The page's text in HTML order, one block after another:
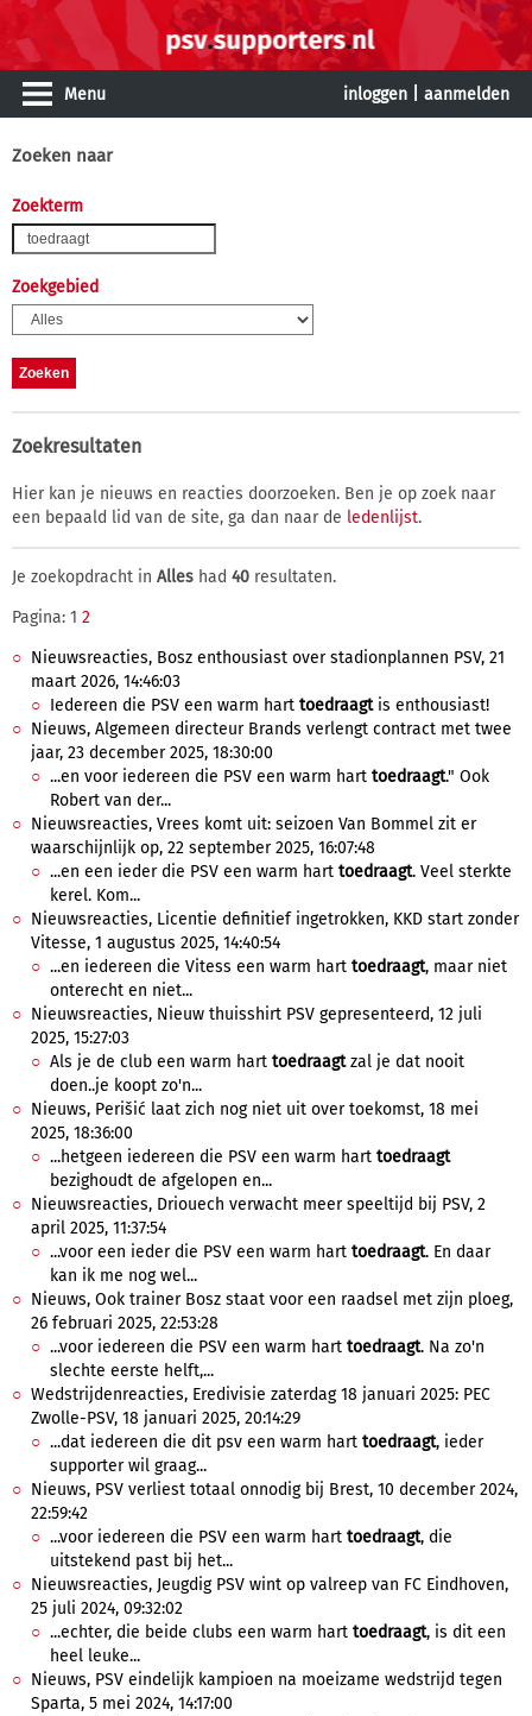
Menu inloggen aanmelden
Zoeken naar
Zoekterm
Zoekgebied
Zoekresultaten
Hier kan je nieuws en reacties doorzoeken. Ben je op zoek naar
een bepaald lid van de site, ga dan naar de ledenlijst.
Je zoekopdracht in Alles had 40 resultaten.
Pagina: 1 2
Nieuwsreacties, Bosz enthousiast over stadionplannen PSV, 21
maart 2026, 14:46:03
Iedereen die PSV een warm hart toedraagtis enthousiast!
Nieuws, Algemeen directeur Brands verlengt contract met twee
jaar, 23 december 2025, 18:30:00
...en voor iedereen die PSV een warm hart toedraagt." Ook
Robert van der...
Nieuwsreacties, Vrees komt uit: seizoen Van Bommel zit er
waarschijnlijk op, 22 september 2025, 16:07:48
...en een ieder die PSV een warm hart toedraagt. Veel sterkte
kerel. Kom...
Nieuwsreacties, Licentie definitief ingetrokken, KKD start zonder
Vitesse, 1 augustus 2025, 14:40:54
...en iedereen die Vitess een warm hart toedraagt, maar niet
onterecht en niet...
Nieuwsreacties, Nieuw thuisshirt PSV gepresenteerd, 12 juli
2025, 15:27:03
Als je de club een warm hart toedraagtzal je dat nooit
doen..je koopt zo'n...
Nieuws, Perišić laat zich nog niet uit over toekomst, 18 mei
2025, 18:36:00
...hetgeen iedereen die PSV een warm hart toedraagt
bezighoudt de afgelopen en...
Nieuwsreacties, Driouech verwacht meer speeltijd bij PSV, 2
april 2025, 11:37:54
...voor een ieder die PSV een warm hart toedraagt. En daar
kan ik me nog wel...
Nieuws, Ook trainer Bosz staat voor een raadsel met zijn ploeg,
26 februari 2025, 22:53:28
...voor iedereen die PSV een warm hart toedraagt. Na zo'n
slechte eerste helft,...
Wedstrijdenreacties, Eredivisie zaterdag 18 januari 2025: PEC
Zwolle-PSV, 18 januari 2025, 20:14:29
...dat iedereen die dit psv een warm hart toedraagt, ieder
supporter wil graag...
Nieuws, PSV verliest totaal onnodig bij Brest, 10 december 2024,
22:59:42
...voor iedereen die PSV een warm hart toedraagt, die
uitstekend past bij het...
Nieuwsreacties, Jeugdig PSV wint op valreep van FC Eindhoven,
25 juli 2024, 09:32:02
...echter, die beide clubs een warm hart toedraagt, is dit een
heel leuke...
Nieuws, PSV eindelijk kampioen na moeizame wedstrijd tegen
Sparta, 5 mei 2024, 14:17:00